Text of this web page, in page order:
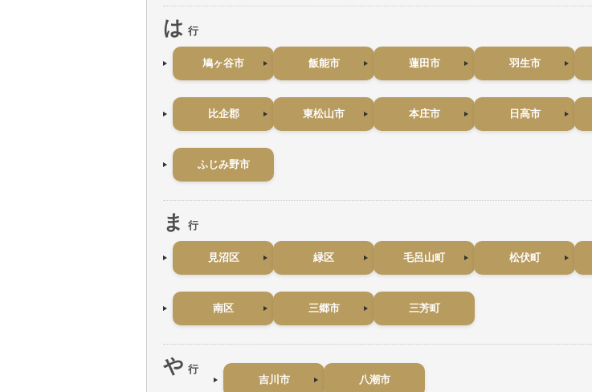
は 行
鳩ヶ谷市 飯能市 蓮田市 羽生市
比企郡 東松山市 本庄市 日高市
ふじみ野市
ま 行
見沼区 緑区 毛呂山町 松伏町
南区 三郷市 三芳町
や 行
吉川市
八潮市